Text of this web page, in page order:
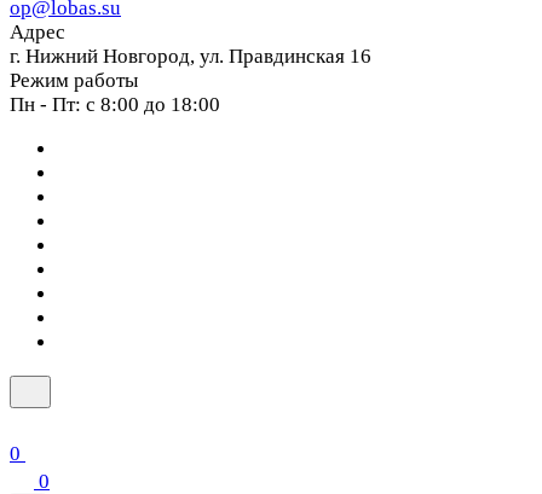
op@lobas.su
Адрес
г. Нижний Новгород, ул. Правдинская 16
Режим работы
Пн - Пт: с 8:00 до 18:00
0
0